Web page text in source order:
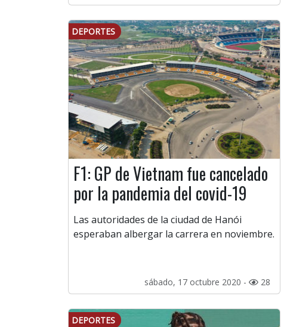
DEPORTES
F1: GP de Vietnam fue cancelado
por la pandemia del covid-19
Las autoridades de la ciudad de Hanói
esperaban albergar la carrera en noviembre.
sábado, 17 octubre 2020 - 28
DEPORTES